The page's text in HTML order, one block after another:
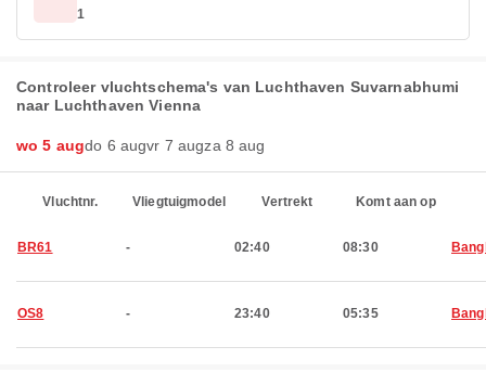
1
Controleer vluchtschema's van Luchthaven Suvarnabhumi
naar Luchthaven Vienna
wo 5 augdo 6 augvr 7 augza 8 aug
Vluchtnr. Vliegtuigmodel Vertrekt Komt aan op
BR61 - 02:40 08:30
OS8 - 23:40 05:35